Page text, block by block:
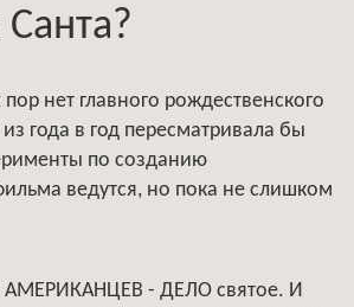
нет главного рождественского
года в год пересматривала бы
по созданию
ведутся, но пока не слишком
- ДЕЛО святое. И